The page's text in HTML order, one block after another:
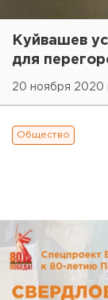
Куйвашев
для
20 ноября 2020
Общество